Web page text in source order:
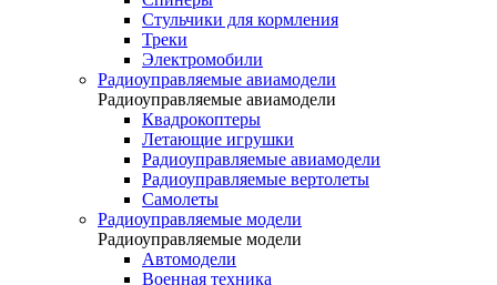
Стульчики для кормления
Треки
Электромобили
Радиоуправляемые авиамодели
Радиоуправляемые авиамодели
Квадрокоптеры
Летающие игрушки
Радиоуправляемые авиамодели
Радиоуправляемые вертолеты
Самолеты
Радиоуправляемые модели
Радиоуправляемые модели
Автомодели
Военная техника